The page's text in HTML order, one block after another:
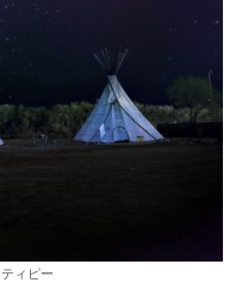
ィピー